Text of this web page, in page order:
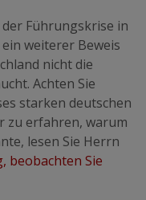
der Führungskrise in
weiterer Beweis
nicht die
Achten Sie
starken deutschen
zu erfahren, warum
lesen Sie Herrn
beobachten Sie